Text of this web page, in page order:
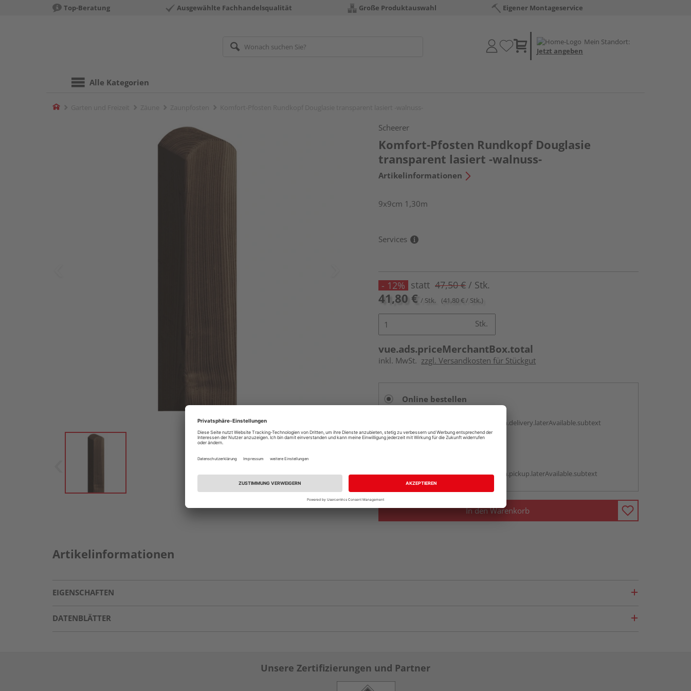
Top-Beratung Ausgewählte Fachhandelsqualität Große Produktauswahl Eigener Montageservice
Mein Standort:
Jetzt angeben
Alle Kategorien
Home
Scheerer
Komfort-Pfosten Rundkopf Douglasie
transparent lasiert -walnuss-
Artikelinformationen
9x9cm 1,30m
Services
- 12% statt 47,50 € / Stk.
41,80 € / Stk. (41,80 € / Stk.)
Stk.
vue.ads.priceMerchantBox.total
inkl. MwSt. zzgl. Versandkosten für Stückgut
Online bestellen
vue.ads.priceMerchantBox.option.delivery.laterAvailable.subtext
vue.ads.priceMerchantBox.option.pickup.laterAvailable.subtext
In den Warenkorb
Artikelinformationen
EIGENSCHAFTEN
DATENBLÄTTER
Unsere Zertifizierungen und Partner